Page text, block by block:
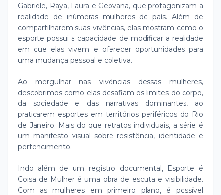
Gabriele, Raya, Laura e Geovana, que protagonizam a
realidade de inúmeras mulheres do país. Além de
compartilharem suas vivências, elas mostram como o
esporte possui a capacidade de modificar a realidade
em que elas vivem e oferecer oportunidades para
uma mudança pessoal e coletiva.
Ao mergulhar nas vivências dessas mulheres,
descobrimos como elas desafiam os limites do corpo,
da sociedade e das narrativas dominantes, ao
praticarem esportes em territórios periféricos do Rio
de Janeiro. Mais do que retratos individuais, a série é
um manifesto visual sobre resistência, identidade e
pertencimento.
Indo além de um registro documental, Esporte é
Coisa de Mulher é uma obra de escuta e visibilidade.
Com as mulheres em primeiro plano, é possível